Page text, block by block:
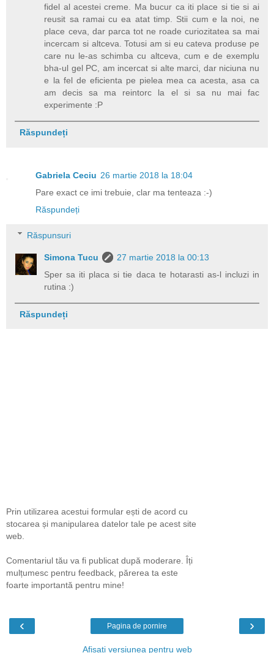
fidel al acestei creme. Ma bucur ca iti place si tie si ai
reusit sa ramai cu ea atat timp. Stii cum e la noi, ne
place ceva, dar parca tot ne roade curiozitatea sa mai
incercam si altceva. Totusi am si eu cateva produse pe
care nu le-as schimba cu altceva, cum e de exemplu
bha-ul gel PC, am incercat si alte marci, dar niciuna nu
e la fel de eficienta pe pielea mea ca acesta, asa ca
am decis sa ma reintorc la el si sa nu mai fac
experimente :P
Răspundeți
Gabriela Ceciu 26 martie 2018 la 18:04
Pare exact ce imi trebuie, clar ma tenteaza :-)
Răspundeți
Răspunsuri
Simona Tucu
27 martie 2018 la 00:13
Sper sa iti placa si tie daca te hotarasti as-l incluzi in
rutina :)
Răspundeți
Prin utilizarea acestui formular ești de acord cu
stocarea și manipularea datelor tale pe acest site
web.
Comentariul tău va fi publicat după moderare. Îți
mulțumesc pentru feedback, părerea ta este
foarte importantă pentru mine!
‹ ›
Pagina de pornire
Afișați versiunea pentru web